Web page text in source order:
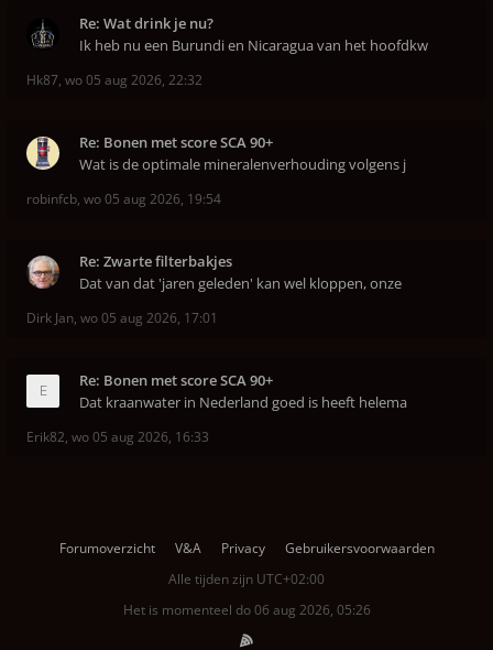
Re: Wat drink je nu?
Ik heb nu een Burundi en Nicaragua van het hoofdkw
Hk87, wo 05 aug 2026, 22:32
Re: Bonen met score SCA 90+
Wat is de optimale mineralenverhouding volgens j
robinfcb, wo 05 aug 2026, 19:54
Re: Zwarte filterbakjes
Dat van dat 'jaren geleden' kan wel kloppen, onze
Dirk Jan, wo 05 aug 2026, 17:01
Re: Bonen met score SCA 90+
Dat kraanwater in Nederland goed is heeft helema
Erik82, wo 05 aug 2026, 16:33
Forumoverzicht V&A Privacy
Gebruikersvoorwaarden
Alle tijden zijn UTC+02:00
Het is momenteel do 06 aug 2026, 05:26